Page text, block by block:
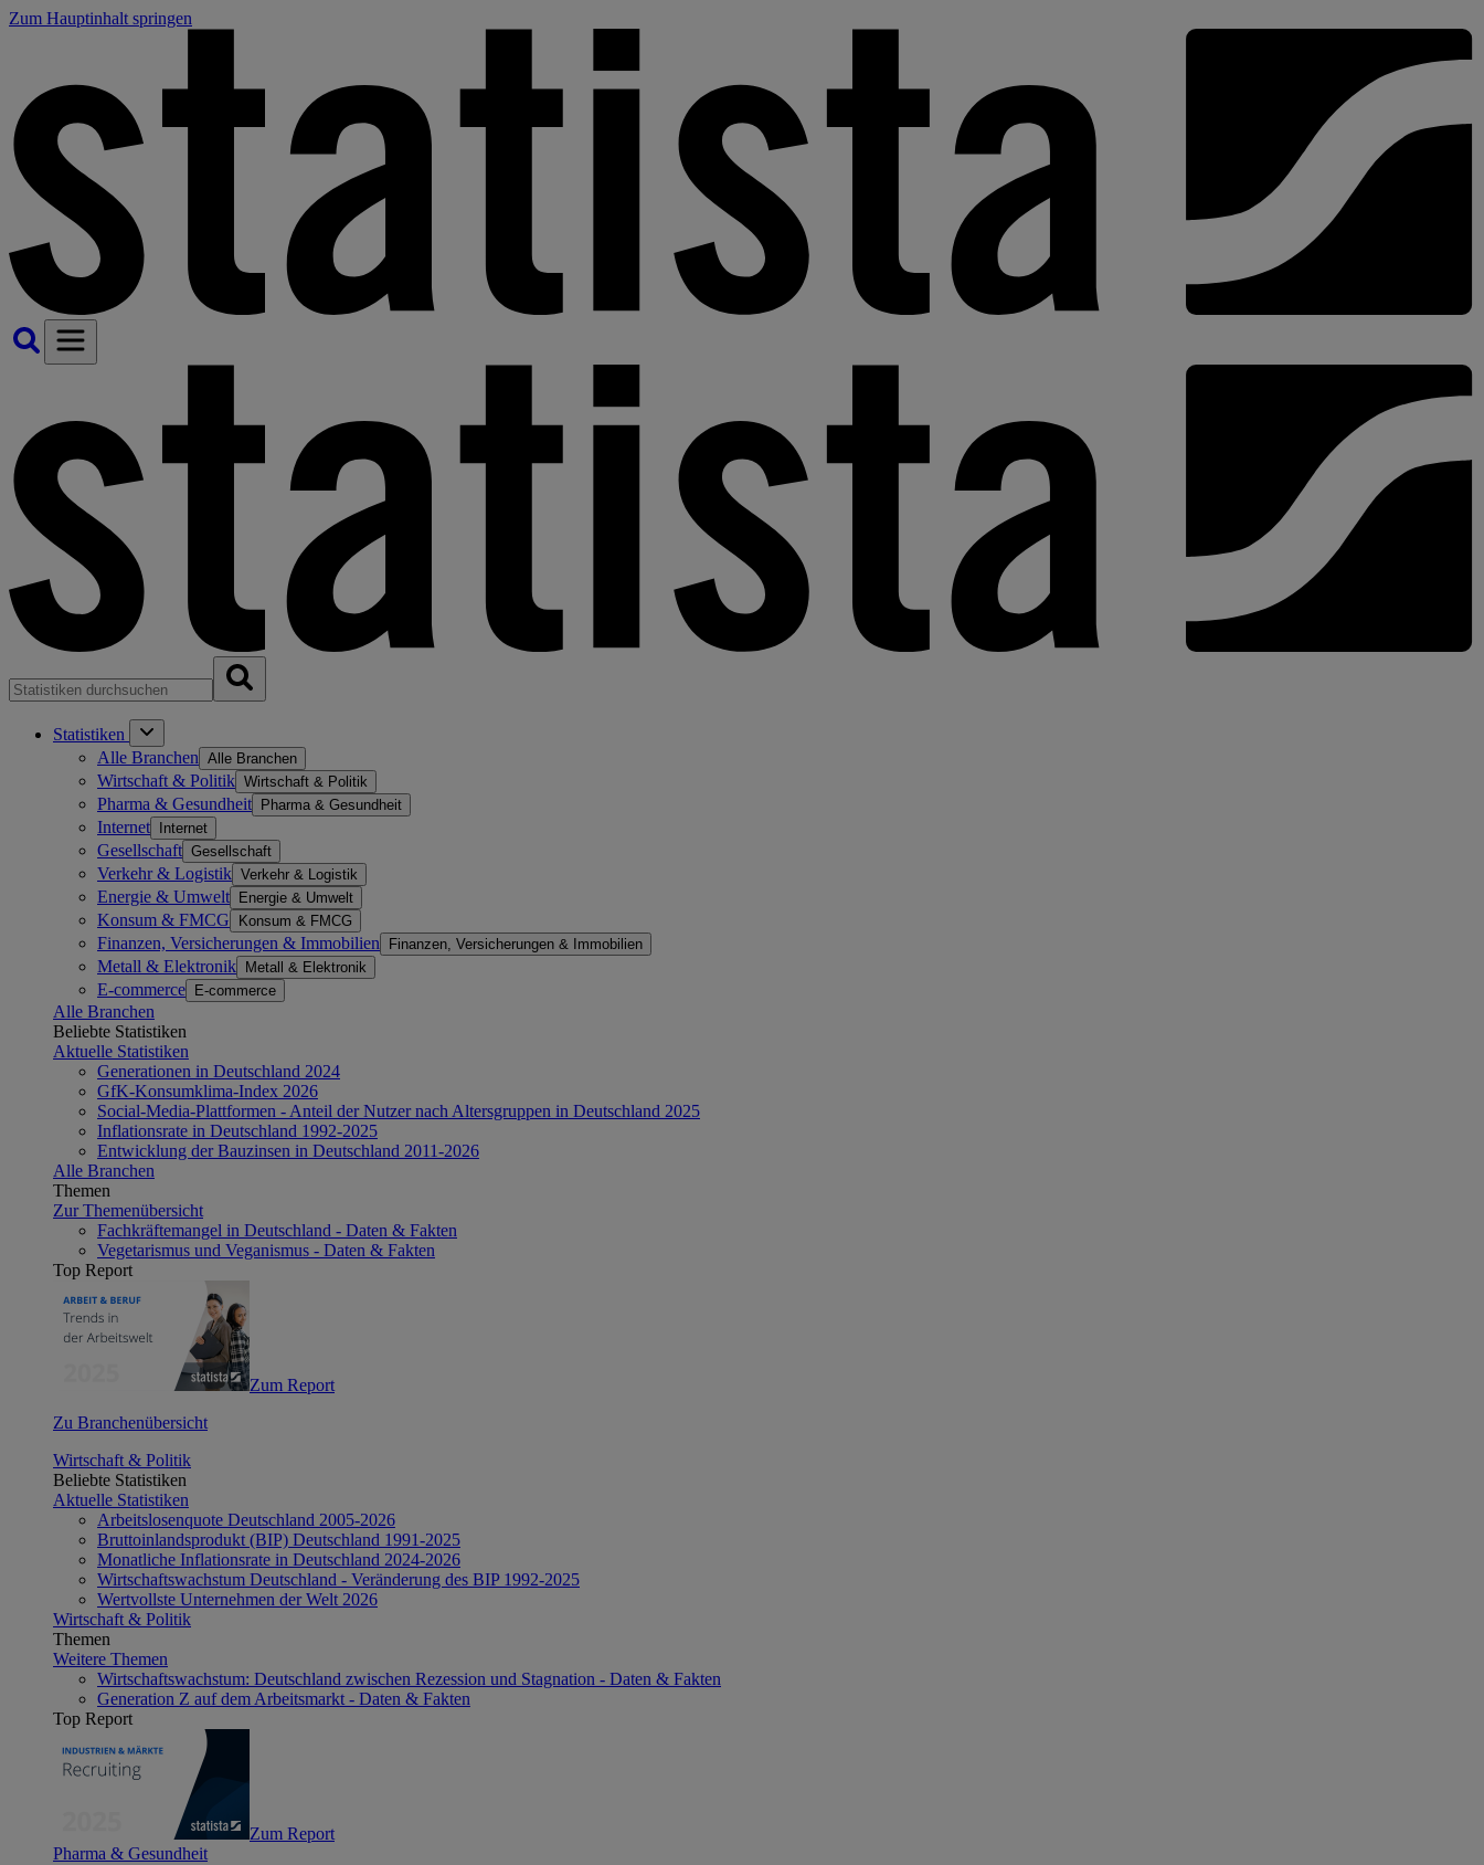
Zum Hauptinhalt springen
Statistiken
Alle Branchen Alle Branchen
Wirtschaft & Politik Wirtschaft & Politik
Pharma & Gesundheit Pharma & Gesundheit
Internet Internet
Gesellschaft Gesellschaft
Verkehr & Logistik Verkehr & Logistik
Energie & Umwelt Energie & Umwelt
Konsum & FMCG Konsum & FMCG
Finanzen, Versicherungen & Immobilien Finanzen, Versicherungen & Immobilien
Metall & Elektronik Metall & Elektronik
E-commerce E-commerce
Alle Branchen
Beliebte Statistiken
Aktuelle Statistiken
Generationen in Deutschland 2024
GfK-Konsumklima-Index 2026
Social-Media-Plattformen - Anteil der Nutzer nach Altersgruppen in Deutschland 2025
Inflationsrate in Deutschland 1992-2025
Entwicklung der Bauzinsen in Deutschland 2011-2026
Alle Branchen
Themen
Zur Themenübersicht
Fachkräftemangel in Deutschland - Daten & Fakten
Vegetarismus und Veganismus - Daten & Fakten
Top Report
Zum Report
Zu Branchenübersicht
Wirtschaft & Politik
Beliebte Statistiken
Aktuelle Statistiken
Arbeitslosenquote Deutschland 2005-2026
Bruttoinlandsprodukt (BIP) Deutschland 1991-2025
Monatliche Inflationsrate in Deutschland 2024-2026
Wirtschaftswachstum Deutschland - Veränderung des BIP 1992-2025
Wertvollste Unternehmen der Welt 2026
Wirtschaft & Politik
Themen
Weitere Themen
Wirtschaftswachstum: Deutschland zwischen Rezession und Stagnation - Daten & Fakten
Generation Z auf dem Arbeitsmarkt - Daten & Fakten
Top Report
Zum Report
Pharma & Gesundheit